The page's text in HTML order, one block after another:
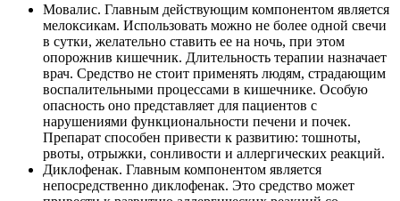
Мовалис. Главным действующим компонентом является
мелоксикам. Использовать можно не более одной свечи
в сутки, желательно ставить ее на ночь, при этом
опорожнив кишечник. Длительность терапии назначает
врач. Средство не стоит применять людям, страдающим
воспалительными процессами в кишечнике. Особую
опасность оно представляет для пациентов с
нарушениями функциональности печени и почек.
Препарат способен привести к развитию: тошноты,
рвоты, отрыжки, сонливости и аллергических реакций.
Диклофенак. Главным компонентом является
непосредственно диклофенак. Это средство может